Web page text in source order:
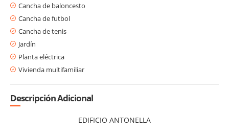
Cancha de baloncesto
Cancha de futbol
Cancha de tenis
Jardín
Planta eléctrica
Vivienda multifamiliar
Descripción Adicional
EDIFICIO ANTONELLA